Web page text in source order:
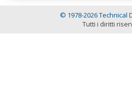
© 1978-2026 Technical
Tutti i diritti